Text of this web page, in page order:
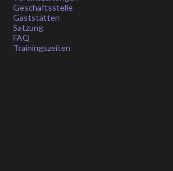
Geschäftsstelle
Gaststätten
Satzung
FAQ
Trainingszeiten